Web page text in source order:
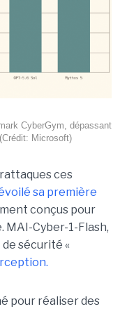
CyberGym, dépassant
Microsoft)
ces
sa première
conçus pour
MAI-Cyber-1-Flash,
de sécurité «
pour réaliser des